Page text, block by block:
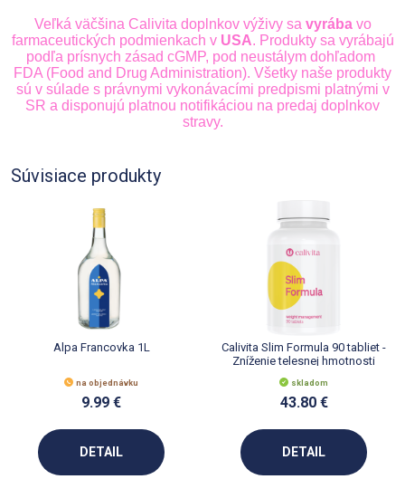
Veľká väčšina Calivita doplnkov výživy sa vyrábavo
farmaceutických podmienkach v USA. Produkty sa vyrábajú
podľa prísnych zásad cGMP, pod neustálym dohľadom
FDA (Food and Drug Administration). Všetky naše produkty
sú v súlade s právnymi vykonávacími predpismi platnými v
SR a disponujú platnou notifikáciou na predaj doplnkov
stravy.
Súvisiace produkty
Alpa Francovka 1L
na objednávku
9.99 €
DETAIL
Calivita Slim Formula 90 tabliet -
Zníženie telesnej hmotnosti
skladom
43.80 €
DETAIL